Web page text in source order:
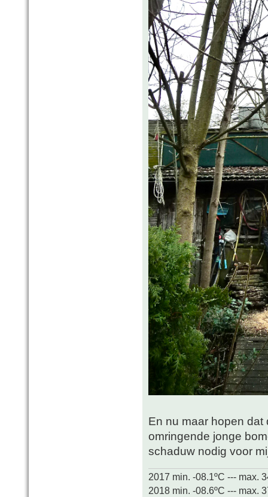
En nu maar hopen dat
omringende jonge
schaduw nodig voor
2017 min. -08.1ºC --- max.
2018 min. -08.6ºC --- max.